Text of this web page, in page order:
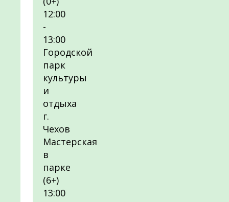
12:00
-
13:00
Городской
парк
культуры
и
отдыха
г.
Чехов
Мастерская
в
парке
(6+)
13:00